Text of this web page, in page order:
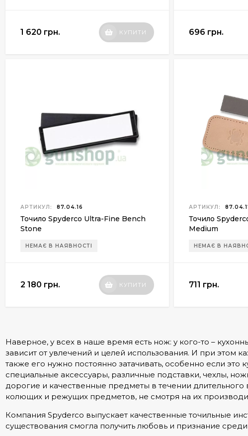
1 620 грн. КУПИТИ 696 грн.
АРТИКУЛ: 87.04.16
Точило Spyderco Ultra-Fine Bench
Stone
НЕМАЄ В НАЯВНОСТІ
2 180 грн. КУПИТИ
АРТИКУЛ:
Точило
Medium
НЕМАЄ В
711 грн.
Наверное, у всех в наше время есть нож: у кого-то –
зависит от увлечений и целей использования. И при этом
также его нужно постоянно затачивать, особенно если
специальные аксессуары, различные подставки, чехлы,
дорогие и качественные предметы в течении
колющих и режущих предметов, не смотря на их
Компания Spyderco выпускает качественные точильные
существования смогла получить любовь и признание